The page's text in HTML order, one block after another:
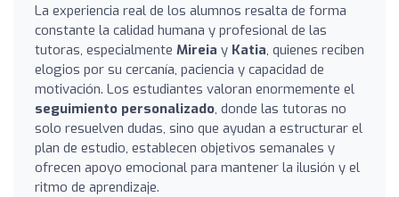
La experiencia real de los alumnos resalta de forma
constante la calidad humana y profesional de las
tutoras, especialmente Mireia y Katia, quienes reciben
elogios por su cercanía, paciencia y capacidad de
motivación. Los estudiantes valoran enormemente el
seguimiento personalizado, donde las tutoras no
solo resuelven dudas, sino que ayudan a estructurar el
plan de estudio, establecen objetivos semanales y
ofrecen apoyo emocional para mantener la ilusión y el
ritmo de aprendizaje.